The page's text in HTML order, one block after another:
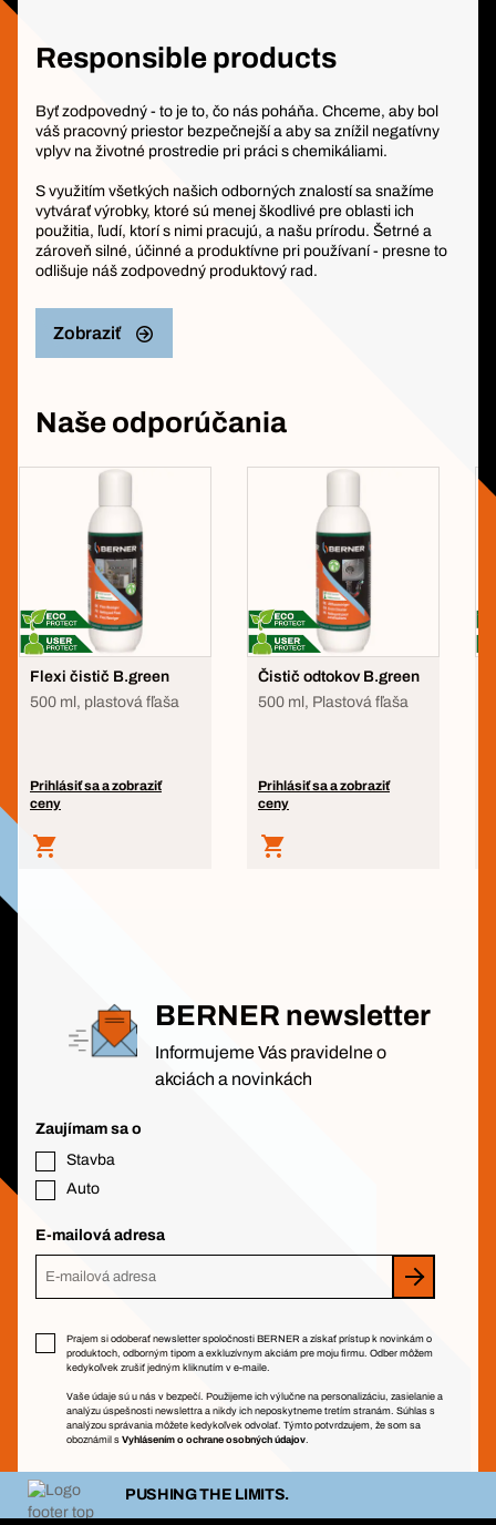
Responsible products
Byť zodpovedný - to je to, čo nás poháňa. Chceme, aby bol
váš pracovný priestor bezpečnejší a aby sa znížil negatívny
vplyv na životné prostredie pri práci s chemikáliami.
S využitím všetkých našich odborných znalostí sa snažíme
vytvárať výrobky, ktoré sú menej škodlivé pre oblasti ich
použitia, ľudí, ktorí s nimi pracujú, a našu prírodu. Šetrné a
zároveň silné, účinné a produktívne pri používaní - presne to
odlišuje náš zodpovedný produktový rad.
Zobraziť
Naše odporúčania
Flexi čistič B.green
500 ml, plastová fľaša
Prihlásiť sa a zobraziť
ceny
Čistič odtokov B.green
500 ml, Plastová fľaša
Prihlásiť sa a zobraziť
ceny
BERNER newsletter
Informujeme Vás pravidelne o
akciách a novinkách
Zaujímam sa o
Stavba
Auto
E-mailová adresa
Prajem si odoberať newsletter spoločnosti BERNER a získať prístup k novinkám o
produktoch, odborným tipom a exkluzívnym akciám pre moju firmu. Odber môžem
kedykoľvek zrušiť jedným kliknutím v e-maile.
Vaše údaje sú u nás v bezpečí. Použijeme ich výlučne na personalizáciu, zasielanie a
analýzu úspešnosti newslettra a nikdy ich neposkytneme tretím stranám. Súhlas s
analýzou správania môžete kedykoľvek odvolať. Týmto potvrdzujem, že som sa
oboznámil s Vyhlásením o ochrane osobných údajov
PUSHING THE LIMITS.